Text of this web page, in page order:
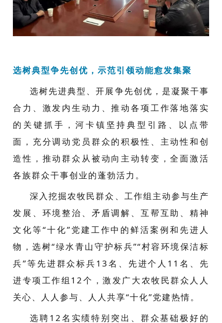
选树典型争先创优，示范引领动能愈发集聚
选树先进典型、开展争先创优，是凝聚干事
合力、激发内生动力、推动各项工作落地落实
的关键抓手，河卡镇坚持典型引路、以点带
面，充分调动党员群众的积极性、主动性和创
造性，推动群众从被动向主动转变，全面激活
各族群众干事创业的蓬勃活力。
深入挖掘农牧民群众、工作组主动参与生产
发展、环境整治、矛盾调解、互帮互助、精神
文化等“十化”党建工作中的鲜活案例和先进人
物，选树“绿水青山守护标兵”“村容环境保洁标
兵”等先进群众标兵13名、先进个人11名、先
进专项工作组12个，激发广大农牧民群众人人
关心、人人参与、人人共享“十化”党建热情。
选聘12名实绩特别突出、群众基础极好的